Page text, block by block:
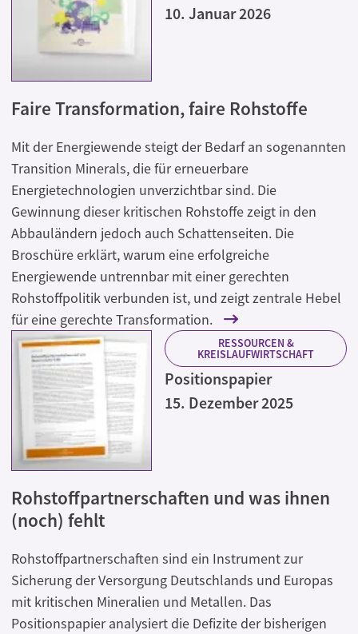
10. Januar 2026
Faire Transformation, faire Rohstoffe
Mit der Energiewende steigt der Bedarf an sogenannten
Transition Minerals, die für erneuerbare
Energietechnologien unverzichtbar sind. Die
Gewinnung dieser kritischen Rohstoffe zeigt in den
Abbauländern jedoch auch Schattenseiten. Die
Broschüre erklärt, warum eine erfolgreiche
Energiewende untrennbar mit einer gerechten
Rohstoffpolitik verbunden ist, und zeigt zentrale Hebel
für eine gerechte Transformation.
RESSOURCEN &
KREISLAUFWIRTSCHAFT
Positionspapier
15. Dezember 2025
Rohstoffpartnerschaften und was ihnen
(noch) fehlt
Rohstoffpartnerschaften sind ein Instrument zur
Sicherung der Versorgung Deutschlands und Europas
mit kritischen Mineralien und Metallen. Das
Positionspapier analysiert die Defizite der bisherigen